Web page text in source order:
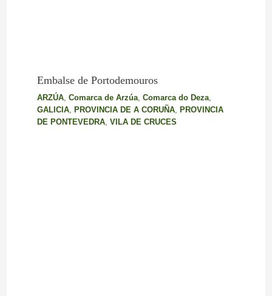
Embalse de Portodemouros
ARZÚA, Comarca de Arzúa, Comarca do Deza,
GALICIA, PROVINCIA DE A CORUÑA, PROVINCIA
DE PONTEVEDRA, VILA DE CRUCES